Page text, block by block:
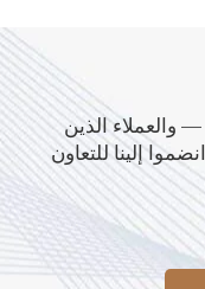
والعملاء الذين
إلينا للتعاون